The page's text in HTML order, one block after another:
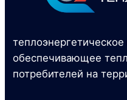
обеспечивающее
потребителей на